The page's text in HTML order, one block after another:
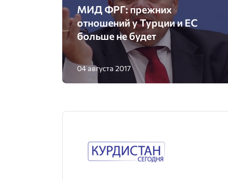
МИД ФРГ: прежних
отношений у Турции и ЕС
больше не будет
04 августа 2017